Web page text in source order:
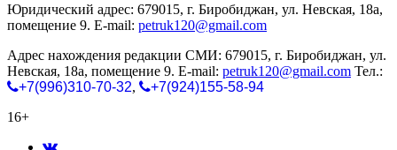
Юридический адрес: 679015, г. Биробиджан, ул. Невская, 18а,
помещение 9. E-mail: petruk120@gmail.com
Адрес нахождения редакции СМИ: 679015, г. Биробиджан, ул.
Невская, 18а, помещение 9. E-mail: petruk120@gmail.com Тел.:
+7(996)310-70-32,
+7(924)155-58-94
16+